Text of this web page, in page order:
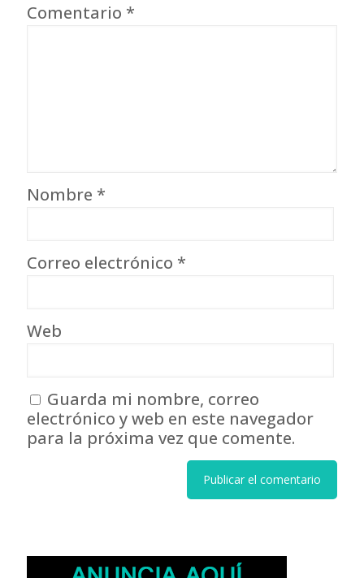
Comentario *
Nombre *
Correo electrónico *
Web
Guarda mi nombre, correo
electrónico y web en este navegador
para la próxima vez que comente.